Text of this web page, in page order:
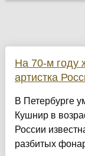
На 70-м году
артистка
В Петербурге
Кушнир в
России
разбитых